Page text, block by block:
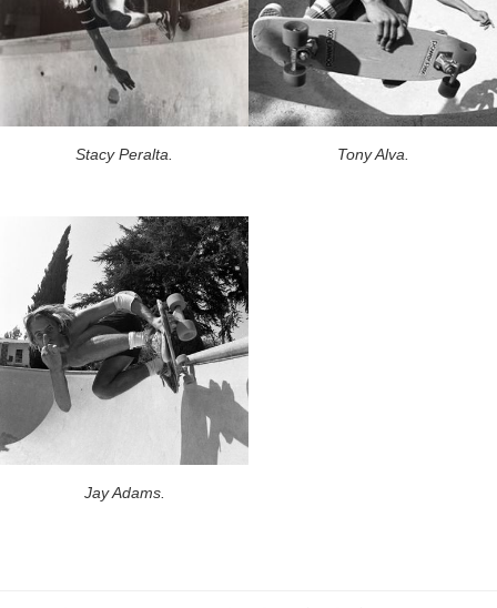
Stacy Peralta. Tony Alva.
Jay Adams.